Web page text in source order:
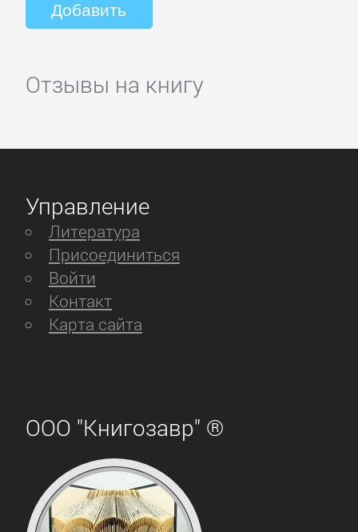
Отзывы на книгу
Управление
Литература
Присоединиться
Войти
Контакт
Карта сайта
ООО "Книгозавр" ®